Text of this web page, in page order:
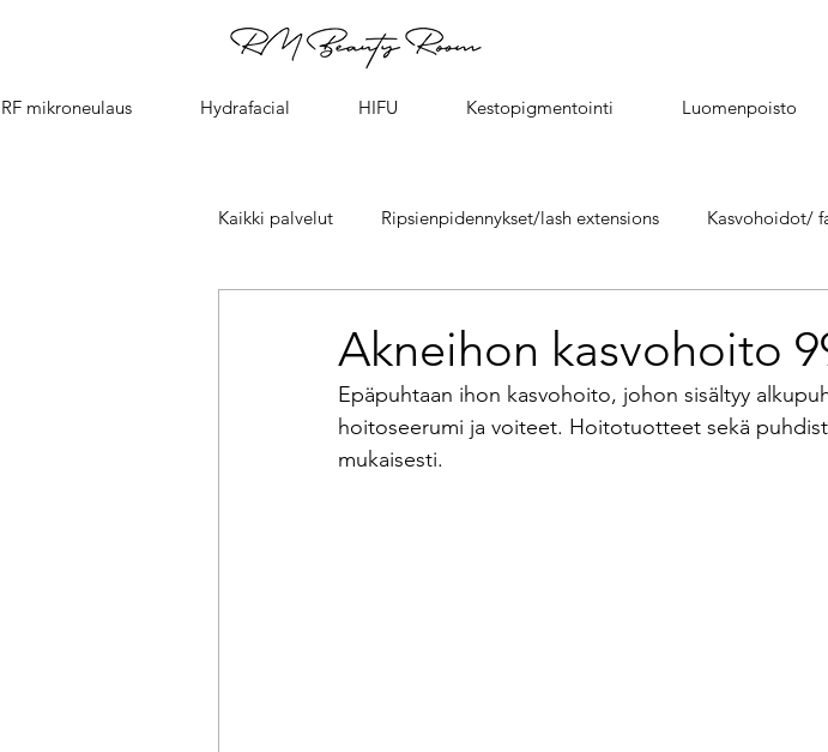
RF mikroneulaus Hydrafacial HIFU Kestopigmentointi Luomenpoisto
Kaikki palvelut Ripsienpidennykset/lash extensions Kasvohoidot/
Fire & Ice kasvohoito/facial Happokuorinta /kemiallinen kuorinta
Akneihon kasvohoito
Epäpuhtaan ihon kasvohoito, johon sisältyy
hoitoseerumi ja voiteet. Hoitotuotteet sekä
mukaisesti.